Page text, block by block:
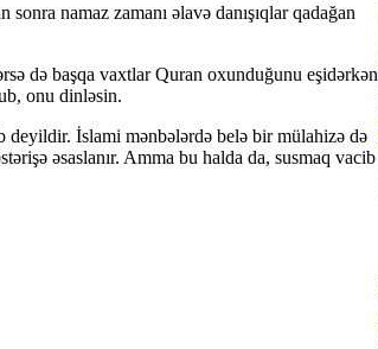
namaz zamanı əlavə danışıqlar qadağan
də başqa vaxtlar Quran oxunduğunu eşidərkən
onu dinləsin.
deyildir. İslami mənbələrdə belə bir mülahizə də
əsaslanır. Amma bu halda da, susmaq vacib